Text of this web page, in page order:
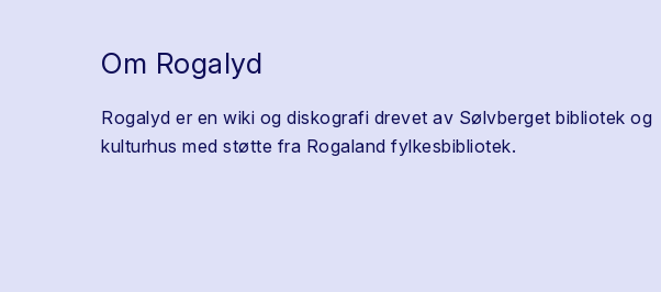
Om Rogalyd
Rogalyd er en wiki og diskografi drevet av Sølvberget bibliotek og
kulturhus med støtte fra Rogaland fylkesbibliotek.